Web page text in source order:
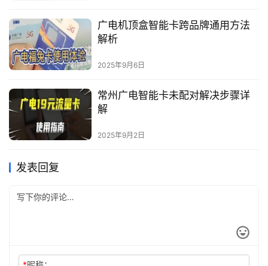
广电机顶盒智能卡跨品牌通用方法
解析
2025年9月6日
常州广电智能卡未配对解决步骤详
解
2025年9月2日
发表回复